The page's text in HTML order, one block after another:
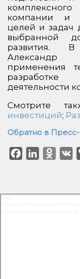
компании и
целей и задач
выбранной
развития.
Александр
применения
деятельности
Смотрите
инвестиций;
Обратно в
FacebookLinkedIn